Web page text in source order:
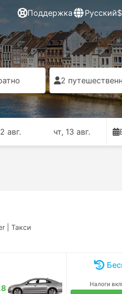
Поддержка Русский
2
авг. чт, 13 авг.
Такси
Налоги